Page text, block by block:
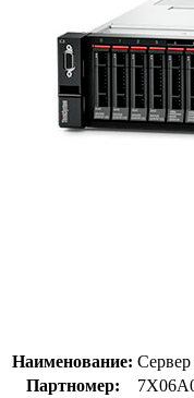
Наименование:
Партномер: